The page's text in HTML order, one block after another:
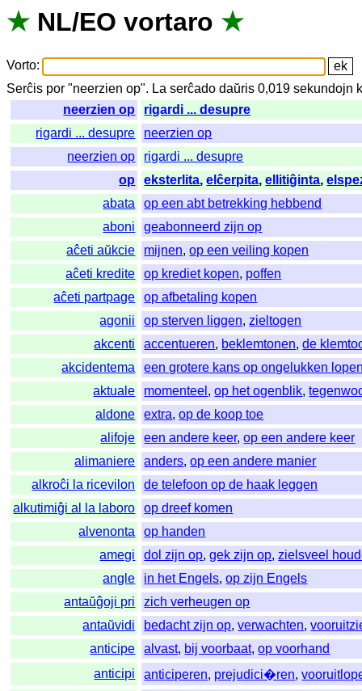
★ NL/EO vortaro ★
Vorto:
Serĉis por "neerzien op". La serĉado daŭris 0,019sekundojn
neerzien op
rigardi ... desupre
rigardi ... desupre
neerzien op
neerzien op
rigardi ... desupre
op
eksterlita,elĉerpita,ellitiĝinta,
abata
op een abt betrekking hebbend
aboni
geabonneerd zijn op
aĉeti aŭkcie
mijnen,op een veiling kopen
aĉeti kredite
op krediet kopen, poffen
aĉeti partpage
op afbetaling kopen
agonii
op sterven liggen,zieltogen
akcenti
accentueren, beklemtonen,de
akcidentema
een grotere kans op ongelukken
aktuale
momenteel ,op het ogenblik,
aldone
extra,op de koop toe
alifoje
een andere keer,op een andere keer
alimaniere
anders,op een andere manier
alkroĉi la ricevilon
de telefoon op de haak leggen
alkutimiĝi al la laboro
op dreef komen
alvenonta
op handen
amegi
dol zijn op,gek zijn op,zielsveel
angle
in het Engels,op zijn Engels
antaŭĝoji pri
zich verheugen op
antaŭvidi
bedacht zijn op,verwachten,
anticipe
alvast, bij voorbaat,op voorhand
anticipi
anticiperen, prejudici�ren,